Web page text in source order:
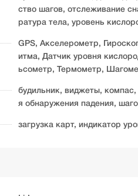
ство шагов, отслеживание
ратура тела, уровень
GPS, Акселерометр,
итма, Датчик уровня
ьсометр, Термометр,
будильник, виджеты,
я обнаружения падения,
загрузка карт, индикатор